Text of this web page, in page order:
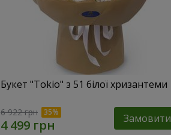
Букет "Tokio" з 51 білої хризантеми
6 922 грн Замовити